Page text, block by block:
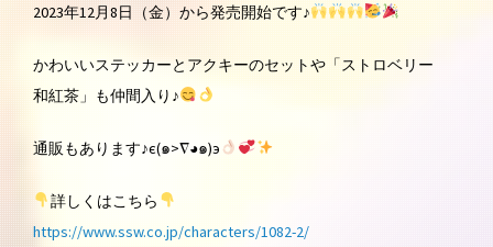
2023年12月8日（金）から発売開始です♪
かわいいステッカーとアクキーのセットや「ストロベリー
和紅茶」も仲間入り♪
通販もあります♪є(๑>∇◕๑)э
詳しくはこちら
https://www.ssw.co.jp/characters/1082-2/